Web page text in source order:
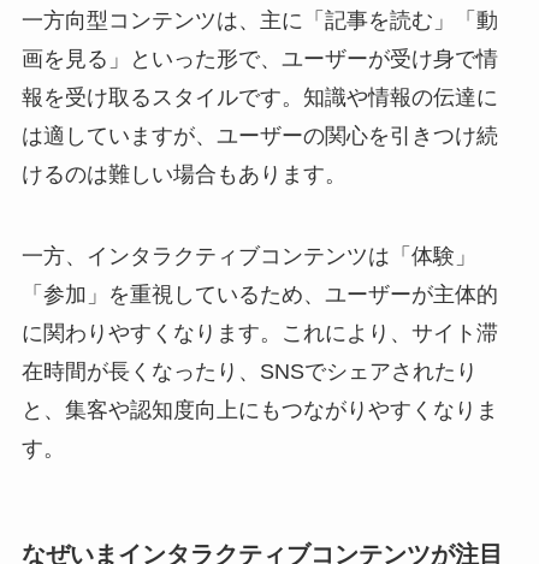
一方向型コンテンツは、主に「記事を読む」「動
画を見る」といった形で、ユーザーが受け身で情
報を受け取るスタイルです。知識や情報の伝達に
は適していますが、ユーザーの関心を引きつけ続
けるのは難しい場合もあります。
一方、インタラクティブコンテンツは「体験」
「参加」を重視しているため、ユーザーが主体的
に関わりやすくなります。これにより、サイト滞
在時間が長くなったり、SNSでシェアされたり
と、集客や認知度向上にもつながりやすくなりま
す。
なぜいまインタラクティブコンテンツが注目